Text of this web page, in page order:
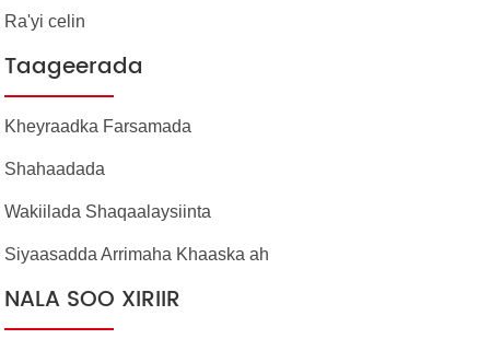
Ra'yi celin
Taageerada
Kheyraadka Farsamada
Shahaadada
Wakiilada Shaqaalaysiinta
Siyaasadda Arrimaha Khaaska ah
NALA SOO XIRIIR